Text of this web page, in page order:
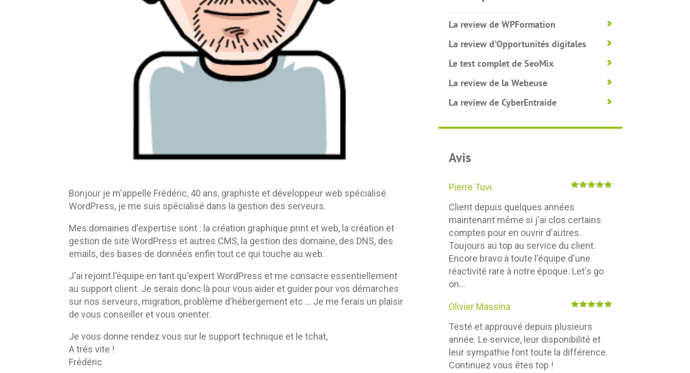
Bonjour je m'appelle Frédéric, 40 ans, graphiste et développeur web spécialisé
WordPress, je me suis spécialisé dans la gestion des serveurs.
Mes domaines d'expertise sont : la création graphique print et web, la création et
gestion de site WordPress et autres CMS, la gestion des domaine, des DNS, des
emails, des bases de données enfin tout ce qui touche au web.
J'ai rejoint l'équipe en tant qu'expert WordPress et me consacre essentiellement
au support client. Je serais donc là pour vous aider et guider pour vos démarches
sur nos serveurs, migration, problème d'hébergement etc ... Je me ferais un plaisir
de vous conseiller et vous orienter.
Je vous donne rendez vous sur le support technique et le tchat,
A trés vite !
Frédéric
La review de WPFormation
La review d'Opportunités digitales
Le test complet de SeoMix
La review de la Webeuse
La review de CyberEntraide
Avis
Pierre Tuvi
Client depuis quelques années
maintenant même si j'ai clos certains
comptes pour en ouvrir d'autres.
Toujours au top au service du client.
Encore bravo à toute l'équipe d'une
réactivité rare à notre époque. Let's go
on...
Olivier Massina
Testé et approuvé depuis plusieurs
année. Le service, leur disponibilité et
leur sympathie font toute la différence.
Continuez vous êtes top !